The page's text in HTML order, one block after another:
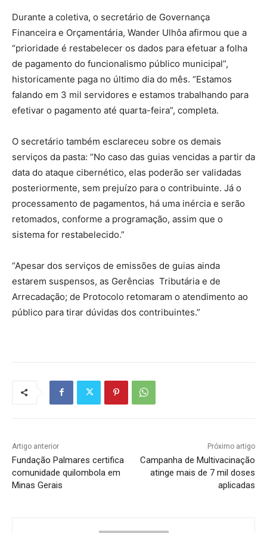
Durante a coletiva, o secretário de Governança
Financeira e Orçamentária, Wander Ulhôa afirmou que a
“prioridade é restabelecer os dados para efetuar a folha
de pagamento do funcionalismo público municipal”,
historicamente paga no último dia do mês. “Estamos
falando em 3 mil servidores e estamos trabalhando para
efetivar o pagamento até quarta-feira”, completa.
O secretário também esclareceu sobre os demais
serviços da pasta: “No caso das guias vencidas a partir da
data do ataque cibernético, elas poderão ser validadas
posteriormente, sem prejuízo para o contribuinte. Já o
processamento de pagamentos, há uma inércia e serão
retomados, conforme a programação, assim que o
sistema for restabelecido.”
“Apesar dos serviços de emissões de guias ainda
estarem suspensos, as Gerências Tributária e de
Arrecadação; de Protocolo retomaram o atendimento ao
público para tirar dúvidas dos contribuintes.”
Artigo anterior
Fundação Palmares certifica
comunidade quilombola em
Minas Gerais
Próximo artigo
Campanha de Multivacinação
atinge mais de 7 mil doses
aplicadas